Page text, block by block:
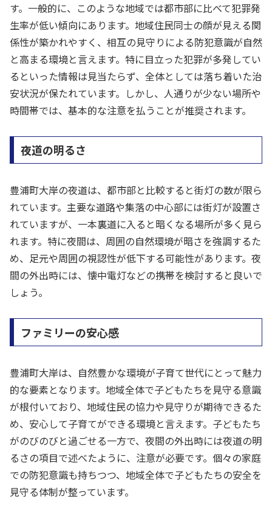
す。一般的に、このような地域では都市部に比べて犯罪発
生率が低い傾向にあります。地域住民同士の顔が見える関
係性が築かれやすく、相互の見守りによる防犯意識が自然
と高まる環境と言えます。特に目立った犯罪が多発してい
るといった情報は見当たらず、全体としては落ち着いた治
安状況が保たれています。しかし、人通りが少ない場所や
時間帯では、基本的な注意を払うことが推奨されます。
夜道の明るさ
豊浦町大岸の夜道は、都市部と比較すると街灯の数が限ら
れています。主要な道路や集落の中心部には街灯が設置さ
れていますが、一本裏道に入ると暗くなる場所が多く見ら
れます。特に夜間は、周囲の自然環境が暗さを強調するた
め、足元や周囲の視認性が低下する可能性があります。夜
間の外出時には、懐中電灯などの携帯を検討すると良いで
しょう。
ファミリーの安心感
豊浦町大岸は、自然豊かな環境が子育て世代にとって魅力
的な要素となります。地域全体で子どもたちを見守る意識
が根付いており、地域住民の協力や見守りが期待できるた
め、安心して子育てができる環境と言えます。子どもたち
がのびのびと過ごせる一方で、夜間の外出時には夜道の明
るさの項目で述べたように、注意が必要です。個々の家庭
での防犯意識も持ちつつ、地域全体で子どもたちの安全を
見守る体制が整っています。